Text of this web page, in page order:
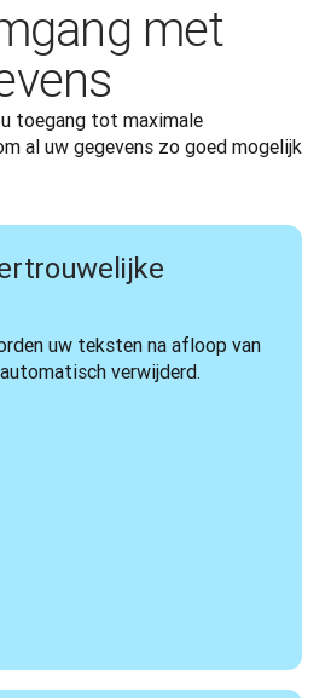
met
toegang tot maximale
al uw gegevens zo goed mogelijk
uw teksten na afloop van
verwijderd.